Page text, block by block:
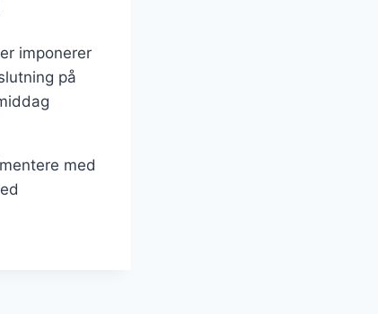
imponerer
på
med